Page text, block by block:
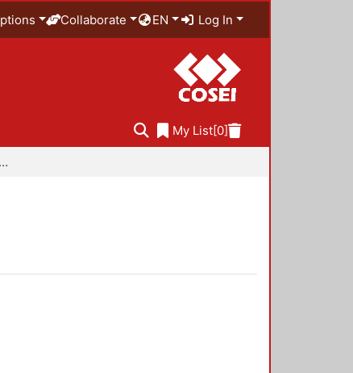
Collaborate EN Log In
My List[0]
Especialidad en Diseño Ambiental